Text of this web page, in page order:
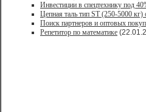
Инвестиции в спецтехнику под
Цепная таль тип ST (250-5000
Поиск партнеров и оптовых
Репетитор по математике